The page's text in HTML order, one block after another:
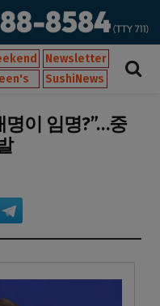
Newsletter
SushiNews
명이 임명?”…중